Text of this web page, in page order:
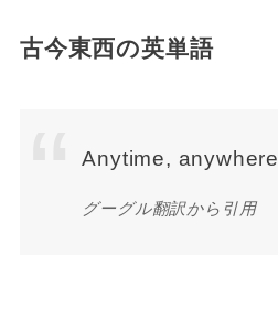
古今東西の英単語
Anytime, anywhere
グーグル翻訳から引用